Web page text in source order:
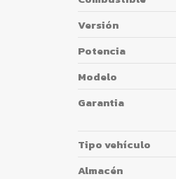
Versión
Potencia
Modelo
Garantia
Tipo vehículo
Almacén